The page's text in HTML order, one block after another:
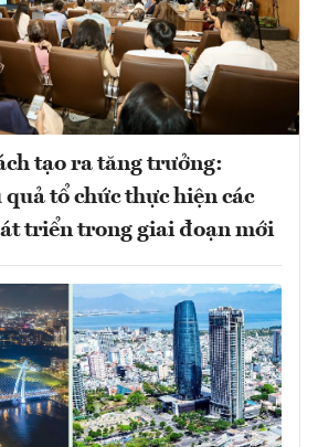
tạo ra tăng trưởng:
tổ chức thực hiện các
triển trong giai đoạn mới